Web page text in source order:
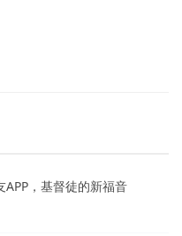
APP，基督徒的新福音